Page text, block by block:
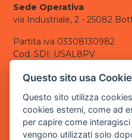
Sede Operativa
via Industriale, 2 - 25082
Partita iva 03308130982
Cod. SDI: USAL8PV
CONTATTI
tel.: +39 030 376 2377
tel.: +39 030 336 6259
pec:
Questo sito usa
Questo sito utilizza
cookies esterni, come ad
per capire come
vengono utilizzati solo